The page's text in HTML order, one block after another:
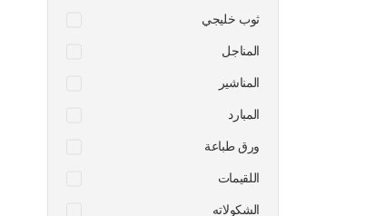
ثوب خليجي
المناجل
المناشير
المبارد
ورق طباعة
اللقيمات
الشكولاته